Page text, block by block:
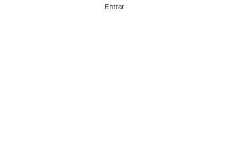
Entrar